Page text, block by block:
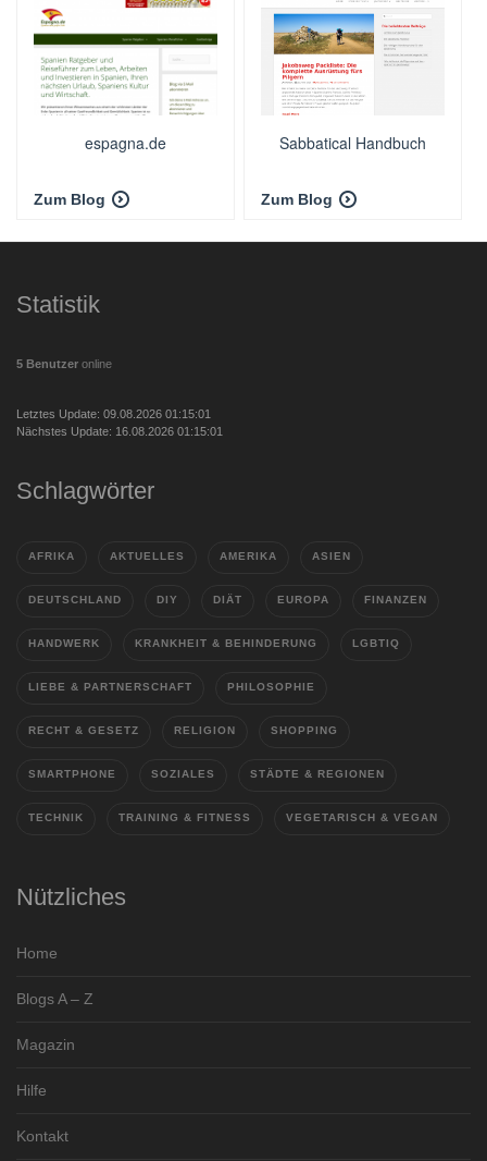
espagna.de
Zum Blog
Sabbatical Handbuch
Zum Blog
Statistik
5 Benutzer online
Letztes Update: 09.08.2026 01:15:01
Nächstes Update: 16.08.2026 01:15:01
Schlagwörter
AFRIKA AKTUELLES AMERIKA ASIEN
DEUTSCHLAND DIY DIÄT EUROPA FINANZEN
HANDWERK KRANKHEIT & BEHINDERUNG LGBTIQ
LIEBE & PARTNERSCHAFT PHILOSOPHIE
RECHT & GESETZ RELIGION SHOPPING
SMARTPHONE SOZIALES STÄDTE & REGIONEN
TECHNIK TRAINING & FITNESS VEGETARISCH & VEGAN
Nützliches
Home
Blogs A – Z
Magazin
Hilfe
Kontakt